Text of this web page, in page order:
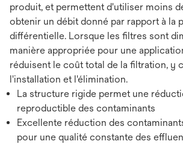
produit, et permettent d'utiliser moins
obtenir un débit donné par rapport à la
différentielle. Lorsque les filtres sont
manière appropriée pour une
réduisent le coût total de la filtration, y
l'installation et l'élimination.
La structure rigide permet une
reproductible des contaminants
Excellente réduction des
pour une qualité constante des